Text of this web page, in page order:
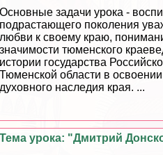
Основные задачи урока -
подрастающего поколения
любви к своему краю,
значимости тюменского
истории государства
Тюменской области в
духовного наследия края. ...
Тема урока: "Дмитрий